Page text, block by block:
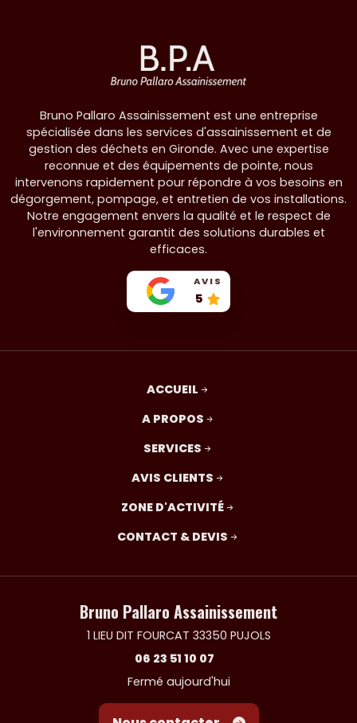
Bruno Pallaro Assainissement est une entreprise
spécialisée dans les services d'assainissement et de
gestion des déchets en Gironde. Avec une expertise
reconnue et des équipements de pointe, nous
intervenons rapidement pour répondre à vos besoins en
dégorgement, pompage, et entretien de vos installations.
Notre engagement envers la qualité et le respect de
l'environnement garantit des solutions durables et
efficaces.
AVIS
5
ACCUEIL
A PROPOS
SERVICES
AVIS CLIENTS
ZONE D'ACTIVITÉ
CONTACT & DEVIS
Bruno Pallaro Assainissement
1 LIEU DIT FOURCAT 33350 PUJOLS
06 23 51 10 07
Fermé aujourd'hui